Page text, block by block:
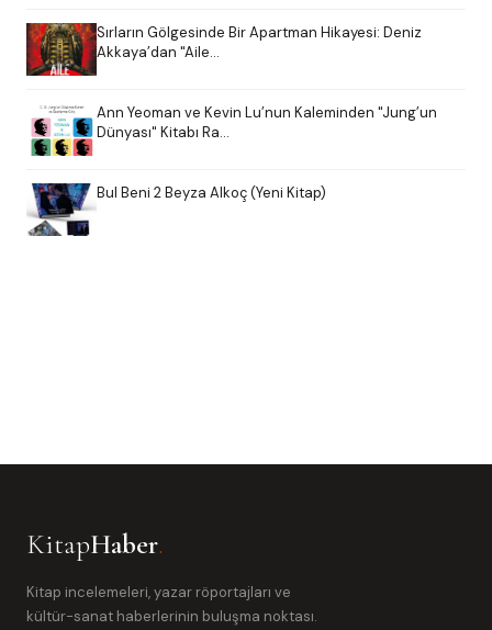
Sırların Gölgesinde Bir Apartman Hikayesi: Deniz
Akkaya’dan "Aile…
Ann Yeoman ve Kevin Lu’nun Kaleminden "Jung’un
Dünyası" Kitabı Ra…
Bul Beni 2 Beyza Alkoç (Yeni Kitap)
KitapHaber.
Kitap incelemeleri, yazar röportajları ve
kültür-sanat haberlerinin buluşma noktası.